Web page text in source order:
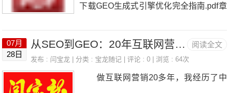
下载GEO生成式引擎优化完全指南.pdf章
从SEO到GEO的范式转移，市场数据与
阅读全文
07月
28日
从SEO到GEO：20年互联网营销经历让我重新理解搜索时代
发布 : 闫宝龙 | 分类 : 宝龙随记 | 评论 : 0 | 浏览 : 64次
做互联网营销20多年，我经历了中